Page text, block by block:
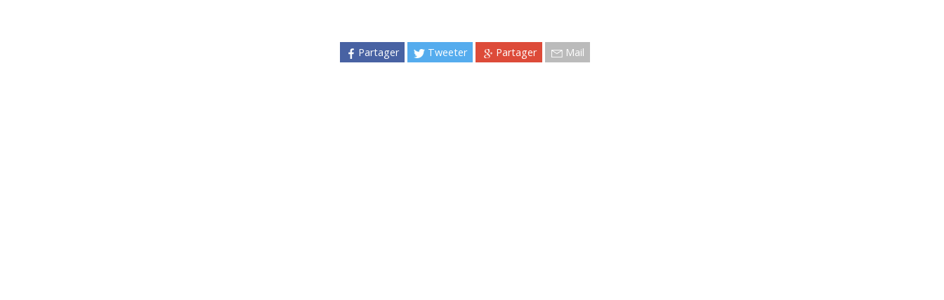
Partager Tweeter Partager Mail